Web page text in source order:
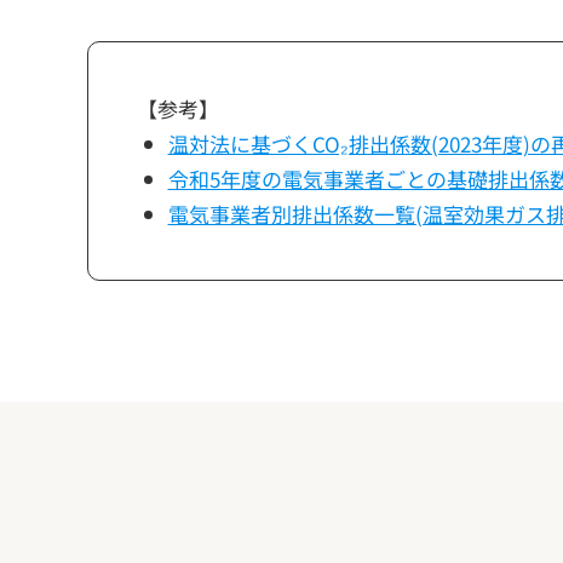
【参考】
温対法に基づくCO₂排出係数(2023年度)
令和5年度の電気事業者ごとの基礎排出係
電気事業者別排出係数一覧(温室効果ガス